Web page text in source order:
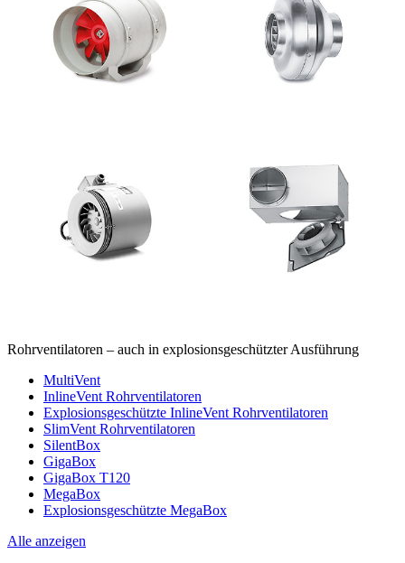
Rohrventilatoren – auch in explosionsgeschützter Ausführung
MultiVent
InlineVent Rohrventilatoren
Explosionsgeschützte InlineVent Rohrventilatoren
SlimVent Rohrventilatoren
SilentBox
GigaBox
GigaBox T120
MegaBox
Explosionsgeschützte MegaBox
Alle anzeigen